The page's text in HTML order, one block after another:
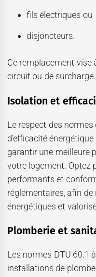
fils électriques ou
disjoncteurs.
Ce remplacement vise
circuit ou de surcharge.
Isolation et
Le respect des normes
d’efficacité
garantir une meilleure
votre logement. Optez
performants et
réglementaires, afin
énergétiques et
Plomberie et
Les normes DTU 60.1
installations de